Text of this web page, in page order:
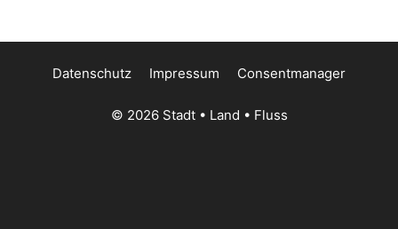
Datenschutz Impressum Consentmanager
© 2026 Stadt • Land • Fluss